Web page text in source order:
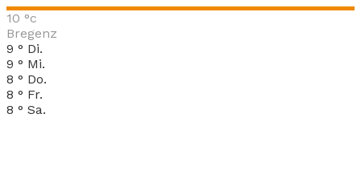
10 °c
Bregenz
9 ° Di.
9 ° Mi.
8 ° Do.
8 ° Fr.
8 ° Sa.